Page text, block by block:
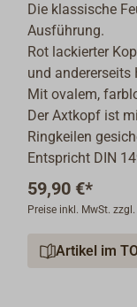
Die klassische
Ausführung.
Rot lackierter
und andererseits
Mit ovalem,
Der Axtkopf ist
Ringkeilen
Entspricht DIN
59,90 €*
Preise inkl. MwSt.
Artikel im